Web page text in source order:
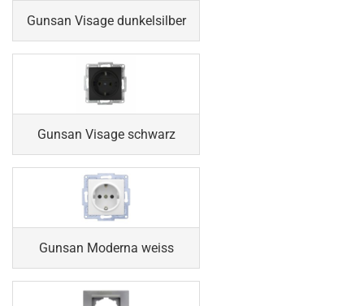
Gunsan Visage dunkelsilber
Gunsan Visage schwarz
Gunsan Moderna weiss